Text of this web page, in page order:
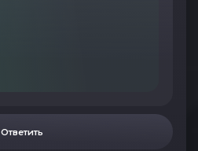
Ответить